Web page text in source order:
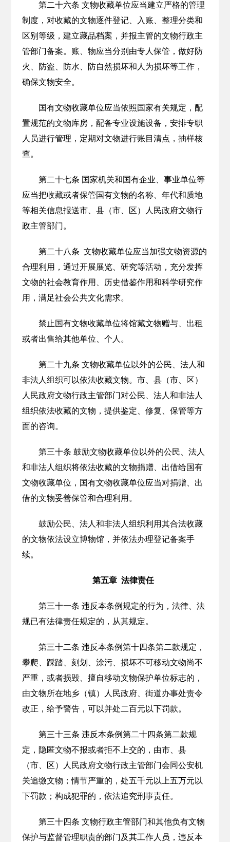
第二十六条 文物收藏单位应当建立严格的管理
制度，对收藏的文物逐件登记、入账、整理分类和
区别等级，建立藏品档案，并报主管的文物行政主
管部门备案。账、物应当分别由专人保管，做好防
火、防盗、防水、防自然损坏和人为损坏等工作，
确保文物安全。
国有文物收藏单位应当依照国家有关规定，配
置规范的文物库房，配备专业设施设备，安排专职
人员进行管理，定期对文物进行账目清点，抽样核
查。
第二十七条 国家机关和国有企业、事业单位等
应当把收藏或者保管国有文物的名称、年代和质地
等相关信息报送市、县（市、区）人民政府文物行
政主管部门。
第二十八条 文物收藏单位应当加强文物资源的
合理利用，通过开展展览、研究等活动，充分发挥
文物的社会教育作用、历史借鉴作用和科学研究作
用，满足社会公共文化需求。
禁止国有文物收藏单位将馆藏文物赠与、出租
或者出售给其他单位、个人。
第二十九条 文物收藏单位以外的公民、法人和
非法人组织可以依法收藏文物。市、县（市、区）
人民政府文物行政主管部门对公民、法人和非法人
组织依法收藏的文物，提供鉴定、修复、保管等方
面的咨询。
第三十条 鼓励文物收藏单位以外的公民、法人
和非法人组织将依法收藏的文物捐赠、出借给国有
文物收藏单位，国有文物收藏单位应当对捐赠、出
借的文物妥善保管和合理利用。
鼓励公民、法人和非法人组织利用其合法收藏
的文物依法设立博物馆，并依法办理登记备案手
续。
第五章 法律责任
第三十一条 违反本条例规定的行为，法律、法
规已有法律责任规定的，从其规定。
第三十二条 违反本条例第十四条第二款规定，
攀爬、踩踏、刻划、涂污、损坏不可移动文物尚不
严重，或者损毁、擅自移动文物保护单位标志的，
由文物所在地乡（镇）人民政府、街道办事处责令
改正，给予警告，可以并处二百元以下罚款。
第三十三条 违反本条例第二十四条第二款规
定，隐匿文物不报或者拒不上交的，由市、县
（市、区）人民政府文物行政主管部门会同公安机
关追缴文物；情节严重的，处五千元以上五万元以
下罚款；构成犯罪的，依法追究刑事责任。
第三十四条 文物行政主管部门和其他负有文物
保护与监督管理职责的部门及其工作人员，违反本